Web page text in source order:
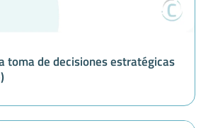
toma de decisiones estratégicas